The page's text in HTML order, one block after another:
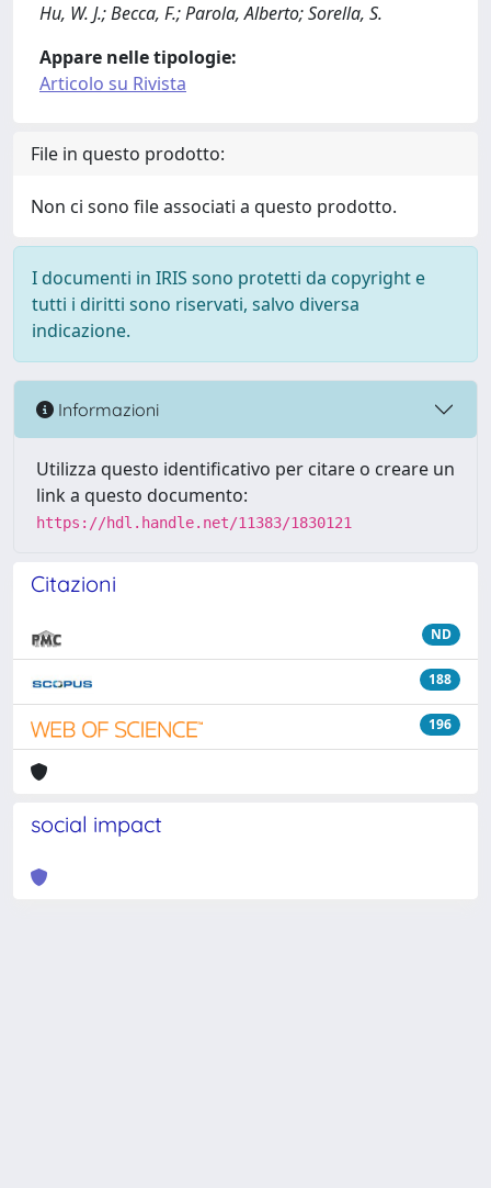
Hu, W. J.; Becca, F.; Parola, Alberto; Sorella, S.
Appare nelle tipologie:
Articolo su Rivista
File in questo prodotto:
Non ci sono file associati a questo prodotto.
I documenti in IRIS sono protetti da copyright e
tutti i diritti sono riservati, salvo diversa
indicazione.
Informazioni
Utilizza questo identificativo per citare o creare un
link a questo documento:
https://hdl.handle.net/11383/1830121
Citazioni
ND
188
196
social impact